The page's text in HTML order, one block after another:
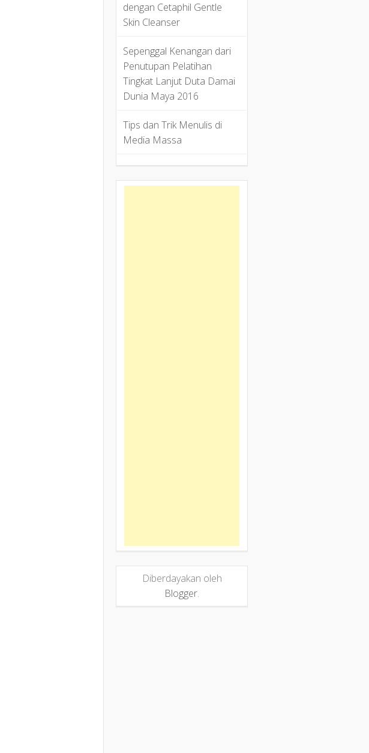
dengan Cetaphil Gentle
Skin Cleanser
Sepenggal Kenangan dari
Penutupan Pelatihan
Tingkat Lanjut Duta Damai
Dunia Maya 2016
Tips dan Trik Menulis di
Media Massa
Diberdayakan oleh
Blogger.